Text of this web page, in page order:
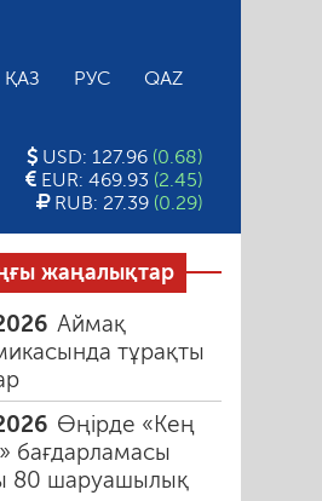
ҚАЗ РУС QAZ
USD: 127.96 (0.68)
EUR: 469.93 (2.45)
RUB: 27.39 (0.29)
06.08.2026
жаңалықтар
Аймақ
тұрақты
Өңірде «Кең
бағдарламасы
80 шаруашылық